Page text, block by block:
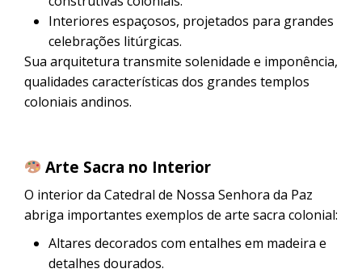
Interiores espaçosos, projetados para grandes
celebrações litúrgicas.
Sua arquitetura transmite solenidade e imponência,
qualidades características dos grandes templos
coloniais andinos.
Arte Sacra no Interior
O interior da Catedral de Nossa Senhora da Paz
abriga importantes exemplos de arte sacra colonial:
Altares decorados com entalhes em madeira e
detalhes dourados.